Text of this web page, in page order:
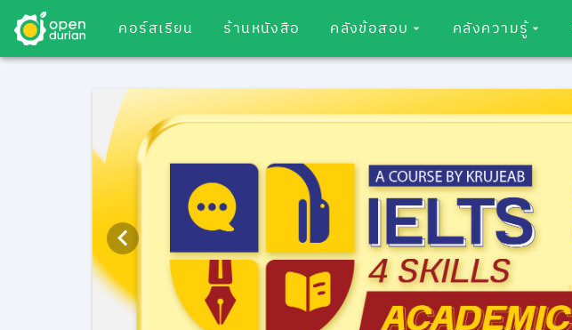
คอร์สเรียน ร้านหนังสือ คลังข้อสอบ คลังความรู้